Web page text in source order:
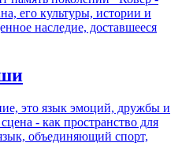
его культуры, истории и
наследие, доставшееся
это язык эмоций, дружбы и
- как пространство для
объединяющий спорт,